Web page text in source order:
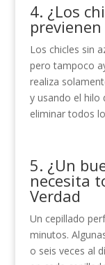
4. ¿Los
Los chicles sin
pero tampoco
realiza
y usando el
eliminar todos
5. ¿Un
necesita
Verdad
Un cepillado
minutos.
o seis veces al